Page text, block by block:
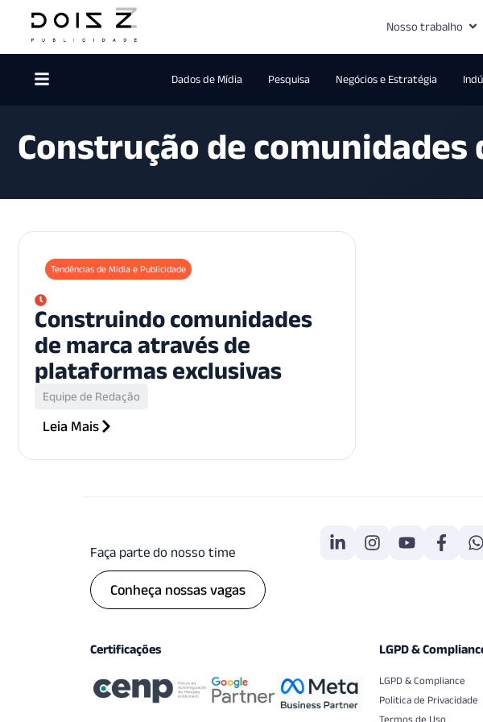
Nosso trabalho
Dados de Mídia Pesquisa Negócios e Estratégia
Construção de comunidades
Tendências de Mídia e Publicidade
Construindo comunidades
de marca através de
plataformas exclusivas
Equipe de Redação
Leia Mais
Faça parte do nosso time
Conheça nossas vagas
Certificações LGPD &
LGPD & Compliance
Politica de Privacidade
Termos de Uso